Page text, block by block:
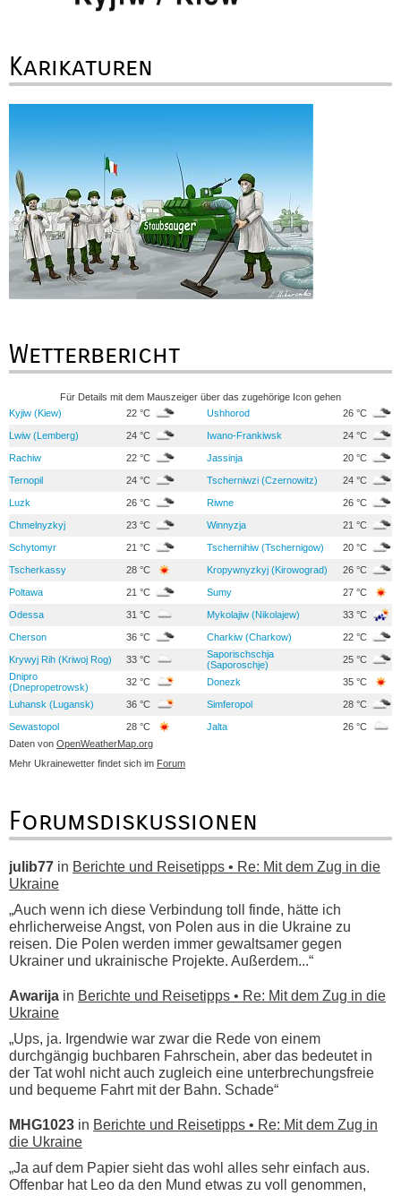
Karikaturen
Wetterbericht
Für Details mit dem Mauszeiger über das zugehörige Icon gehen
Kyjiw (Kiew)
22 °C Ushhorod 26 °C
Lwiw (Lemberg) 24 °C Iwano-Frankiwsk 24 °C
Rachiw 22 °C Jassinja 20 °C
Ternopil 24 °C Tscherniwzi (Czernowitz) 24 °C
Luzk 26 °C Riwne 26 °C
Chmelnyzkyj 23 °C Winnyzja 21 °C
Schytomyr 21 °C Tschernihiw (Tschernigow) 20 °C
Tscherkassy 28 °C Kropywnyzkyj (Kirowograd) 26 °C
Poltawa 21 °C Sumy 27 °C
Odessa 31 °C Mykolajiw (Nikolajew) 33 °C
Cherson 36 °C Charkiw (Charkow) 22 °C
Krywyj Rih (Kriwoj Rog) 33 °C
Saporischschja
(Saporoschje)
25 °C
Dnipro
(Dnepropetrowsk)
32 °C Donezk 35 °C
Luhansk (Lugansk) 36 °C Simferopol 28 °C
Sewastopol 28 °C Jalta
26 °C
Daten von OpenWeatherMap.org
Mehr Ukrainewetter findet sich im Forum
Forumsdiskussionen
julib77 in Berichte und Reisetipps • Re: Mit dem Zug in die
Ukraine
„Auch wenn ich diese Verbindung toll finde, hätte ich
ehrlicherweise Angst, von Polen aus in die Ukraine zu
reisen. Die Polen werden immer gewaltsamer gegen
Ukrainer und ukrainische Projekte. Außerdem...“
Awarija in Berichte und Reisetipps • Re: Mit dem Zug in die
Ukraine
„Ups, ja. Irgendwie war zwar die Rede von einem
durchgängig buchbaren Fahrschein, aber das bedeutet in
der Tat wohl nicht auch zugleich eine unterbrechungsfreie
und bequeme Fahrt mit der Bahn. Schade“
MHG1023 in Berichte und Reisetipps • Re: Mit dem Zug in
die Ukraine
„Ja auf dem Papier sieht das wohl alles sehr einfach aus.
Offenbar hat Leo da den Mund etwas zu voll genommen,